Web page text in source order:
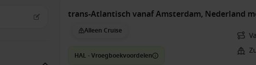
trans-Atlantisch vanaf Amsterdam, Nederland
Alleen Cruise
HAL - Vroegboekvoordelen